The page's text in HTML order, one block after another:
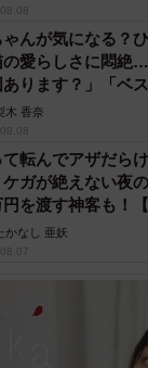
んが気になる？
の愛らしさに悶
ります？」「ベ
木 香奈
て転んでアザだら
ガが絶えない夜
を渡す神客も！
かなし 亜妖